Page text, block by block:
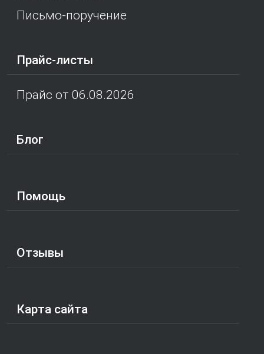
Письмо-поручение
Прайс-листы
Прайс от 06.08.2026
Блог
Помощь
Отзывы
Карта сайта